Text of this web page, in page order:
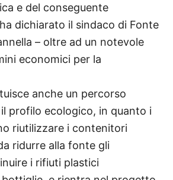
e del conseguente
dichiarato il sindaco di Fonte
– oltre ad un notevole
economici per la
anche un percorso
profilo ecologico, in quanto i
riutilizzare i contenitori
ridurre alla fonte gli
i rifiuti plastici